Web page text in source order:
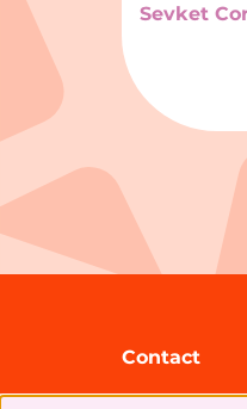
Sevket
Contact
Theater